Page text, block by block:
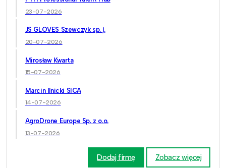
23-07-2026
JS GLOVES Szewczyk sp. j.
20-07-2026
Mirosław Kwarta
15-07-2026
Marcin Ilnicki SICA
14-07-2026
AgroDrone Europe Sp. z o.o.
13-07-2026
Dodaj firmę Zobacz więcej